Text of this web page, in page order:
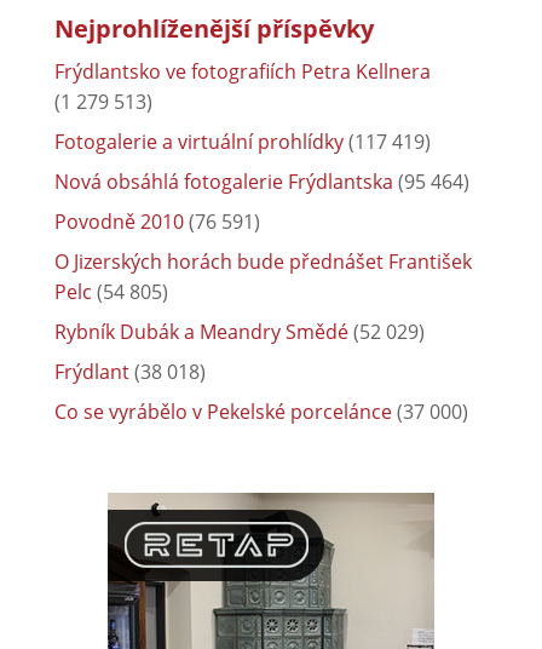
Nejprohlíženější příspěvky
Frýdlantsko ve fotografiích Petra Kellnera
(1 279 513)
Fotogalerie a virtuální prohlídky(117 419)
Nová obsáhlá fotogalerie Frýdlantska (95 464)
Povodně 2010(76 591)
O Jizerských horách bude přednášet František
Pelc (54 805)
Rybník Dubák a Meandry Smědé(52 029)
Frýdlant(38 018)
Co se vyrábělo v Pekelské porcelánce(37 000)